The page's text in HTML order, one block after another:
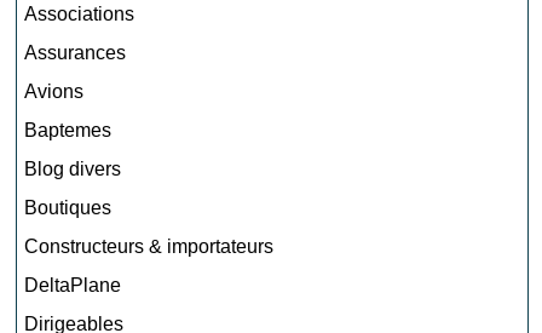
Associations
Assurances
Avions
Baptemes
Blog divers
Boutiques
Constructeurs & importateurs
DeltaPlane
Dirigeables